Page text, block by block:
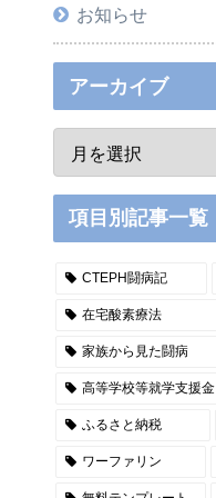
お知らせ
アーカイブ
項目別記事一覧
CTEPH闘病記
在宅酸素療法
家族から見た闘病
高等学校等就学支援金
ふるさと納税
ワーファリン